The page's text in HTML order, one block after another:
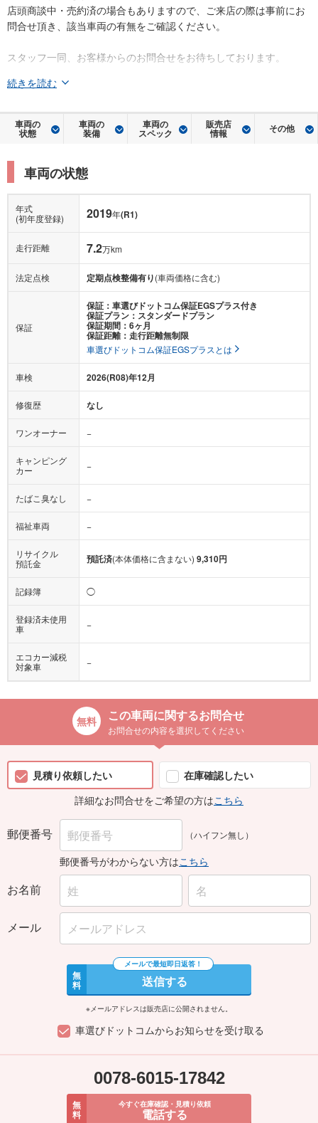
店頭商談中・売約済の場合もありますので、ご来店の際は事前にお
問合せ頂き、該当車両の有無をご確認ください。
スタッフ一同、お客様からのお問合せをお待ちしております。
続きを読む
車両の
状態
車両の
装備
車両の
スペック
販売店
情報 その他
車両の状態
年式
(初年度登録)
2019年(R1)
走行距離 7.2万km
法定点検 定期点検整備有り(車両価格に含む)
保証
保証：車選びドットコム保証EGSプラス付き
保証プラン：スタンダードプラン
保証期間：6ヶ月
保証距離：走行距離無制限
車選びドットコム保証EGSプラスとは
車検 2026(R08)年12月
修復歴 なし
ワンオーナー −
キャンピング
カー
−
たばこ臭なし −
福祉車両 −
リサイクル
預託金
預託済(本体価格に含まない) 9,310円
記録簿 ◯
登録済未使用
車
−
エコカー減税
対象車
−
この車両に関するお問合せ
お問合せの内容を選択してください
見積り依頼したい
在庫確認したい
詳細なお問合せをご希望の方はこちら
郵便番号 （ハイフン無し）
郵便番号がわからない方はこちら
お名前
メール
無
料 送信する
※メールアドレスは販売店に公開されません。
車選びドットコムからお知らせを受け取る
0078-6015-17842
無
料
今すぐ在庫確認・見積り依頼
電話する